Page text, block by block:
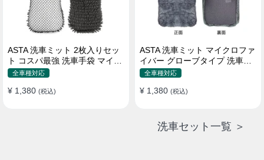
ASTA 洗車ミット 2枚入りセッ
ト コスパ最強 洗車手袋 マイク
ロファイバー製 洗車グッズ 車
全車種対応
¥ 1,380 (税込)
ASTA 洗車ミット マイクロファ
イバー グローブタイプ 洗車プ
ロも愛用 傷防止 高吸水 車 バイ
全車種対応
¥ 1,380 (税込)
洗車セット一覧 ＞